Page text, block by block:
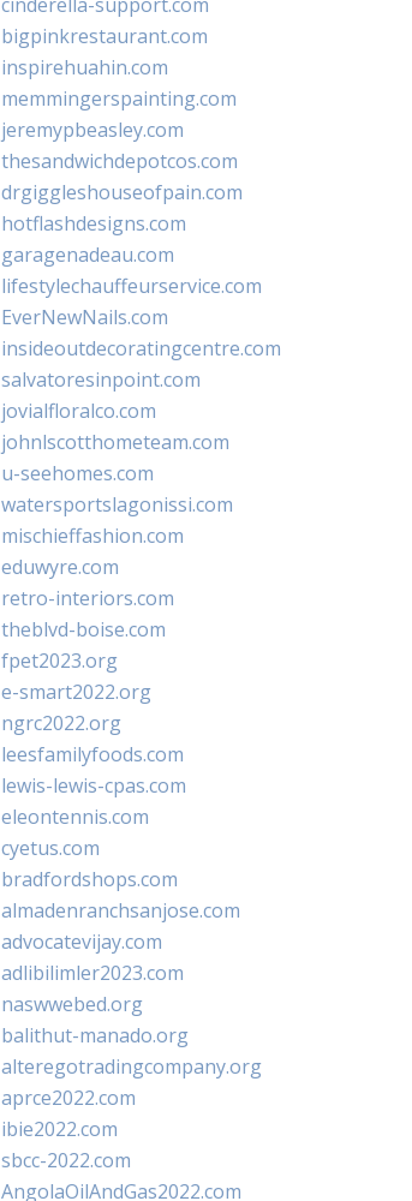
bigpinkrestaurant.com
inspirehuahin.com
memmingerspainting.com
jeremypbeasley.com
thesandwichdepotcos.com
drgiggleshouseofpain.com
hotflashdesigns.com
garagenadeau.com
lifestylechauffeurservice.com
EverNewNails.com
insideoutdecoratingcentre.com
salvatoresinpoint.com
jovialfloralco.com
johnlscotthometeam.com
u-seehomes.com
watersportslagonissi.com
mischieffashion.com
eduwyre.com
retro-interiors.com
theblvd-boise.com
fpet2023.org
e-smart2022.org
ngrc2022.org
leesfamilyfoods.com
lewis-lewis-cpas.com
eleontennis.com
cyetus.com
bradfordshops.com
almadenranchsanjose.com
advocatevijay.com
adlibilimler2023.com
naswwebed.org
balithut-manado.org
alteregotradingcompany.org
aprce2022.com
ibie2022.com
sbcc-2022.com
AngolaOilAndGas2022.com